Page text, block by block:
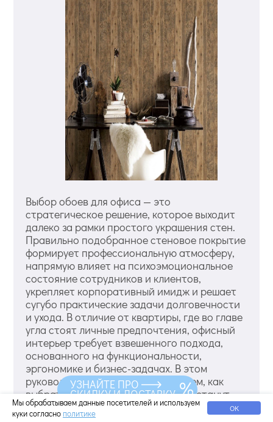
Выбор обоев для офиса — это
стратегическое решение, которое выходит
далеко за рамки простого украшения стен.
Правильно подобранное стеновое покрытие
формирует профессиональную атмосферу,
напрямую влияет на психоэмоциональное
состояние сотрудников и клиентов,
укрепляет корпоративный имидж и решает
сугубо практические задачи долговечности
и ухода. В отличие от квартиры, где во главе
угла стоят личные предпочтения, офисный
интерьер требует взвешенного подхода,
основанного на функциональности,
эргономике и бизнес-задачах. В этом
руководстве мы подробно разберем, как
выбрать идеальные обои, которые станут
надежным и стильным фоном для вашей
Мы обрабатываем данные посетителей и используем
куки согласно политике ОК
УЗНАЙТЕ ПРО
СКИДКУ И ДОСТАВКУ